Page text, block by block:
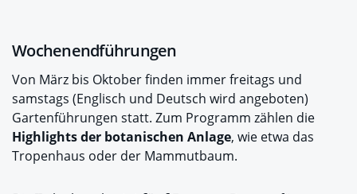
Wochenendführungen
Von März bis Oktober finden immer freitags und
samstags (Englisch und Deutsch wird angeboten)
Gartenführungen statt. Zum Programm zählen die
Highlights der botanischen Anlage, wie etwa das
Tropenhaus oder der Mammutbaum.